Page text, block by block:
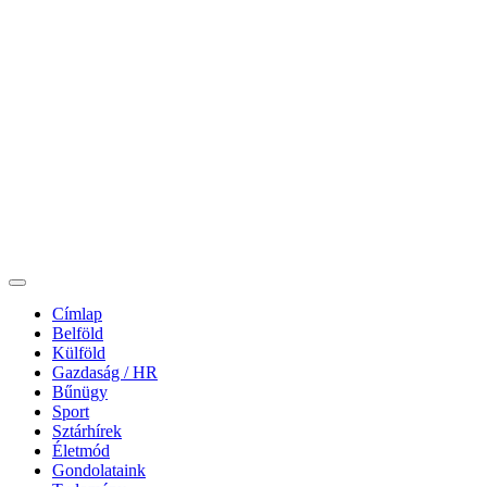
Címlap
Belföld
Külföld
Gazdaság / HR
Bűnügy
Sport
Sztárhírek
Életmód
Gondolataink